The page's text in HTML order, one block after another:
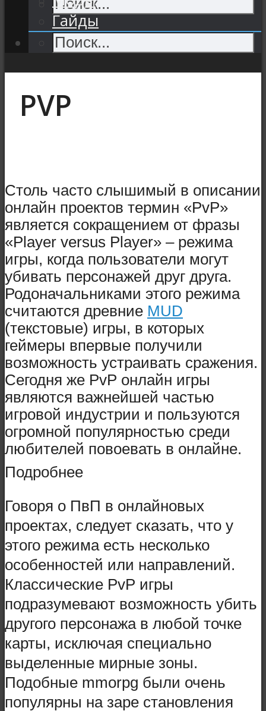
Гайды
PVP
Столь часто слышимый в описании
онлайн проектов термин «PvP»
является сокращением от фразы
«Player versus Player» – режима
игры, когда пользователи могут
убивать персонажей друг друга.
Родоначальниками этого режима
считаются древние MUD
(текстовые) игры, в которых
геймеры впервые получили
возможность устраивать сражения.
Сегодня же PvP онлайн игры
являются важнейшей частью
игровой индустрии и пользуются
огромной популярностью среди
любителей повоевать в онлайне.
Подробнее
Говоря о ПвП в онлайновых
проектах, следует сказать, что у
этого режима есть несколько
особенностей или направлений.
Классические PvP игры
подразумевают возможность убить
другого персонажа в любой точке
карты, исключая специально
выделенные мирные зоны.
Подобные mmorpg были очень
популярны на заре становления